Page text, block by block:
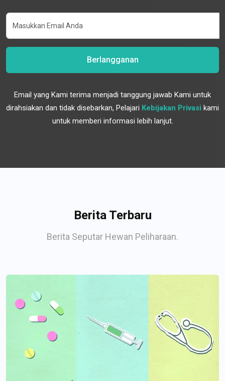
Berlangganan
Email yang Kami terima menjadi tanggung jawab Kami untuk
dirahsiakan dan tidak disebarkan, Pelajari Kebijakan Privasi kami
untuk memberi informasi lebih lanjut.
Berita Terbaru
Berita Seputar Hewan Peliharaan.